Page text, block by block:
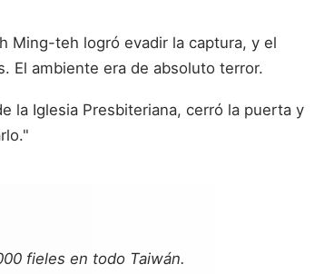
Ming-teh logró evadir la captura, y el
El ambiente era de absoluto terror.
la Iglesia Presbiteriana, cerró la puerta y
fieles en todo Taiwán.